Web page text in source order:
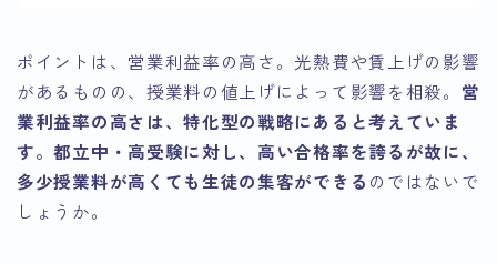
ポイントは、営業利益率の高さ。光熱費や賃上げの影響
があるものの、授業料の値上げによって影響を相殺。 営
業利益率の高さは、特化型の戦略にあると考えていま
す。都立中・高受験に対し、高い合格率を誇るが故に、
多少授業料が高くても生徒の集客ができる のではないで
しょうか。